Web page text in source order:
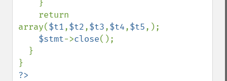
array($t1,$t2,$t3,$t4,$t5,);
$stmt->close();
?>